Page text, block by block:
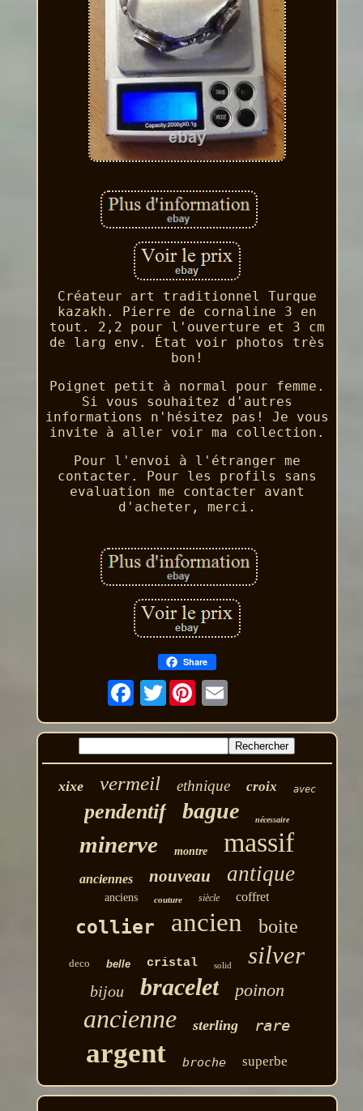
Créateur art traditionnel Turque
kazakh. Pierre de cornaline 3 en
tout. 2,2 pour l'ouverture et 3 cm
de larg env. État voir photos très
bon!
Poignet petit à normal pour femme.
Si vous souhaitez d'autres
informations n'hésitez pas! Je vous
invite à aller voir ma collection.
Pour l'envoi à l'étranger me
contacter. Pour les profils sans
evaluation me contacter avant
d'acheter, merci.
Share
Twitter
xixe vermeil ethnique croix avec
pendentif bague nécessaire
minerve montre massif
anciennes nouveau antique
anciens couture siècle coffret
collier ancien boite
deco belle cristal solid silver
bijou bracelet poinon
ancienne sterling rare
argent broche superbe